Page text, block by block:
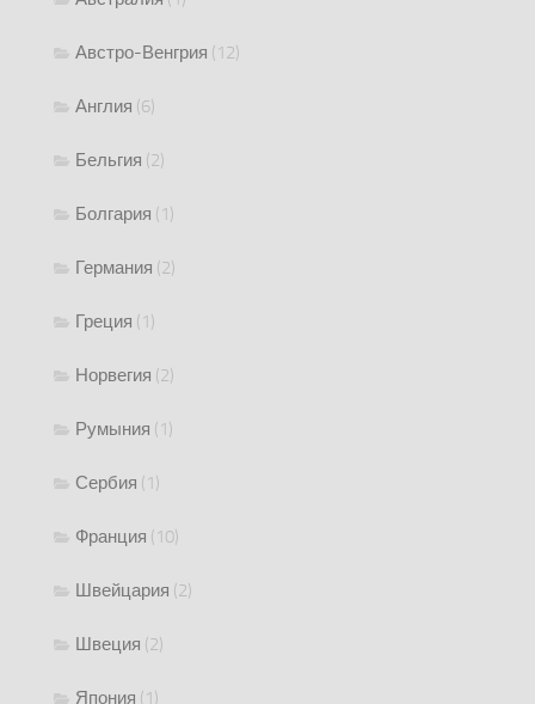
Австро-Венгрия (12)
Англия (6)
Бельгия (2)
Болгария (1)
Германия (2)
Греция (1)
Норвегия (2)
Румыния (1)
Сербия (1)
Франция (10)
Швейцария (2)
Швеция (2)
Япония (1)